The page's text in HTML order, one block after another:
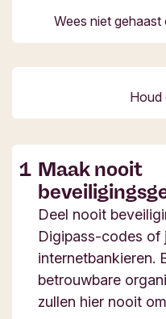
Wees niet
Houd
Maak nooit
Deel nooit
Digipass-codes
internetbankieren.
betrouwbare
zullen hier nooit